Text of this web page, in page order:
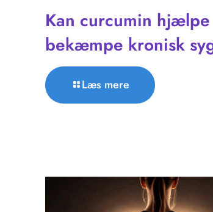
Kan curcumin
bekæmpe kronisk
Læs mere